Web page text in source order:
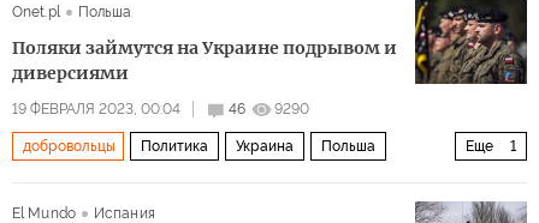
Onet.pl Польша
Поляки займутся на Украине подрывом и
диверсиями
19 ФЕВРАЛЯ 2023, 00:04 46 9290
Еще 1
добровольцы Политика Украина Польша
El Mundo
Испания